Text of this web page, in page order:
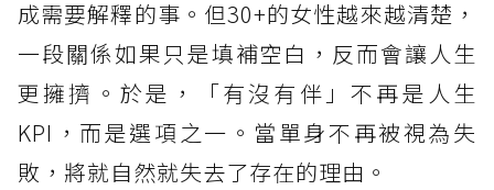
成需要解釋的事。但30+的女性越來越清楚，
一段關係如果只是填補空白，反而會讓人生
更擁擠。於是，「有沒有伴」不再是人生
KPI，而是選項之一。當單身不再被視為失
敗，將就自然就失去了存在的理由。